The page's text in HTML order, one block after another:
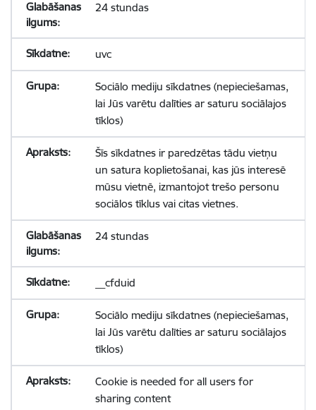
24 stundas
uvc
Sociālo mediju sīkdatnes (nepieciešamas,
lai Jūs varētu dalīties ar saturu sociālajos
tīklos)
Šīs sīkdatnes ir paredzētas tādu vietņu
un satura koplietošanai, kas jūs interesē
mūsu vietnē, izmantojot trešo personu
sociālos tīklus vai citas vietnes.
24 stundas
__cfduid
Sociālo mediju sīkdatnes (nepieciešamas,
lai Jūs varētu dalīties ar saturu sociālajos
tīklos)
Cookie is needed for all users for
sharing content